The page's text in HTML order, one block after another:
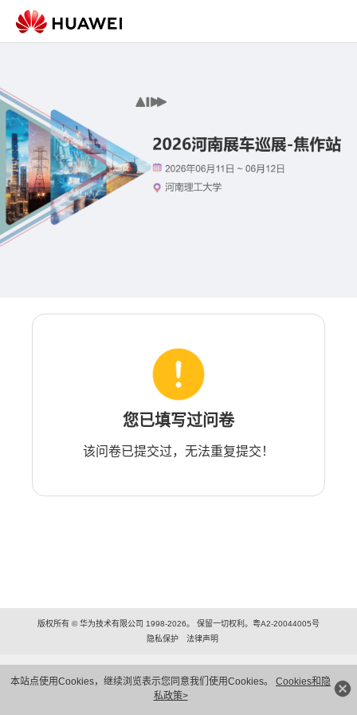
本站点使用Cookies，继续浏览表示您同意我们使用Cookies。 Cookies和隐
私政策>
您已填写过问卷
该问卷已提交过，无法重复提交！
版权所有 © 华为技术有限公司 1998-2026。 保留一切权利。粤A2-20044005号
隐私保护
法律声明